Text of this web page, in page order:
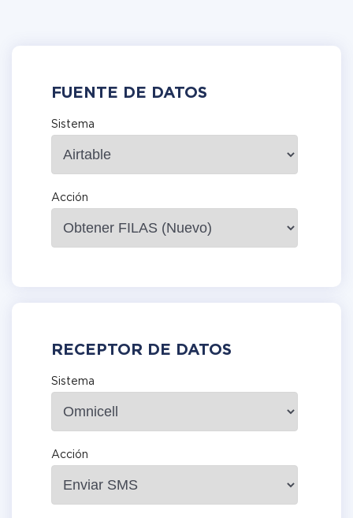
FUENTE DE DATOS
Sistema
Acción
RECEPTOR DE DATOS
Sistema
Acción